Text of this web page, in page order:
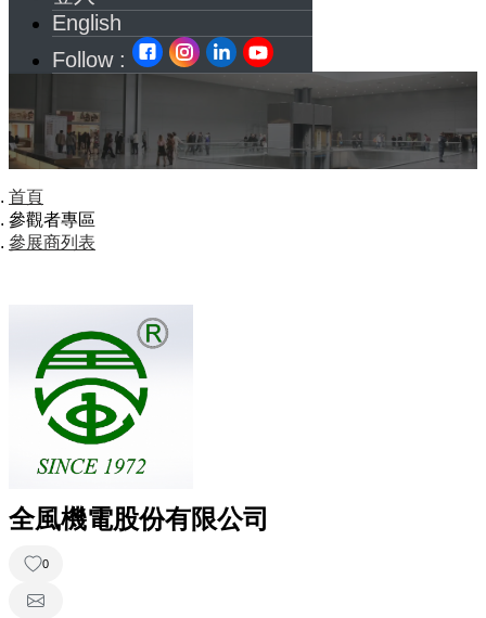
English
Follow :
首頁
參觀者專區
參展商列表
全風機電股份有限公司
0